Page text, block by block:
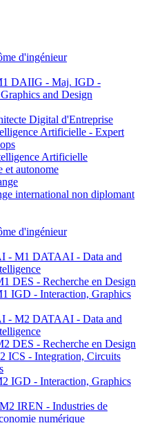
d'ingénieur
DAIIG - Maj. IGD -
and Design
Digital d'Entreprise
Artificielle - Expert
Artificielle
et autonome
international non diplomant
d'ingénieur
- M1 DATAAI - Data and
DES - Recherche en Design
IGD - Interaction, Graphics
- M2 DATAAI - Data and
DES - Recherche en Design
ICS - Integration, Circuits
IGD - Interaction, Graphics
IREN - Industries de
numérique